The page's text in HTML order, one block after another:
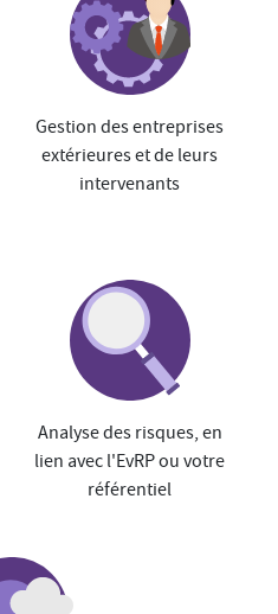
Gestion des entreprises
extérieures et de leurs
intervenants
Analyse des risques, en
lien avec l'EvRP ou votre
référentiel